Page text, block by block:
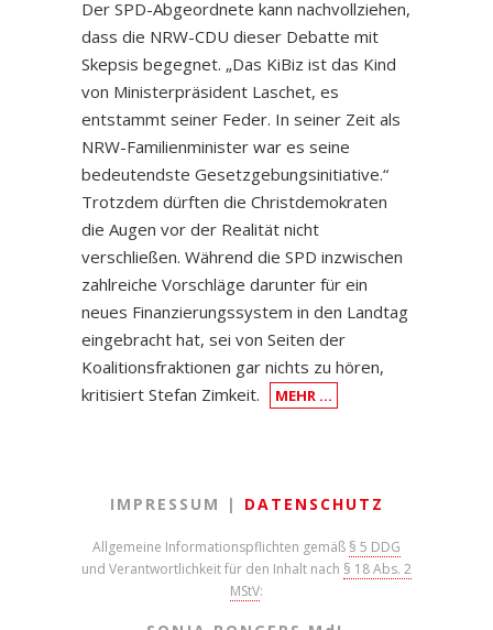
Der SPD-Abgeordnete kann nachvollziehen,
dass die NRW-CDU dieser Debatte mit
Skepsis begegnet. „Das KiBiz ist das Kind
von Ministerpräsident Laschet, es
entstammt seiner Feder. In seiner Zeit als
NRW-Familienminister war es seine
bedeutendste Gesetzgebungsinitiative.“
Trotzdem dürften die Christdemokraten
die Augen vor der Realität nicht
verschließen. Während die SPD inzwischen
zahlreiche Vorschläge darunter für ein
neues Finanzierungssystem in den Landtag
eingebracht hat, sei von Seiten der
Koalitionsfraktionen gar nichts zu hören,
kritisiert Stefan Zimkeit.
MEHR …
IMPRESSUM | DATENSCHUTZ
Allgemeine Informationspflichten gemäß § 5 DDG
und Verantwortlichkeit für den Inhalt nach § 18 Abs. 2
MStV: